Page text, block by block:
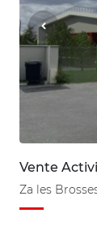
Vente
Za les